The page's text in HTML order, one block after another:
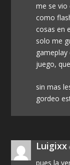
me se vio
como
cosas en
solo me
juego,
sin mas
gordeo
Luigixx
pues la